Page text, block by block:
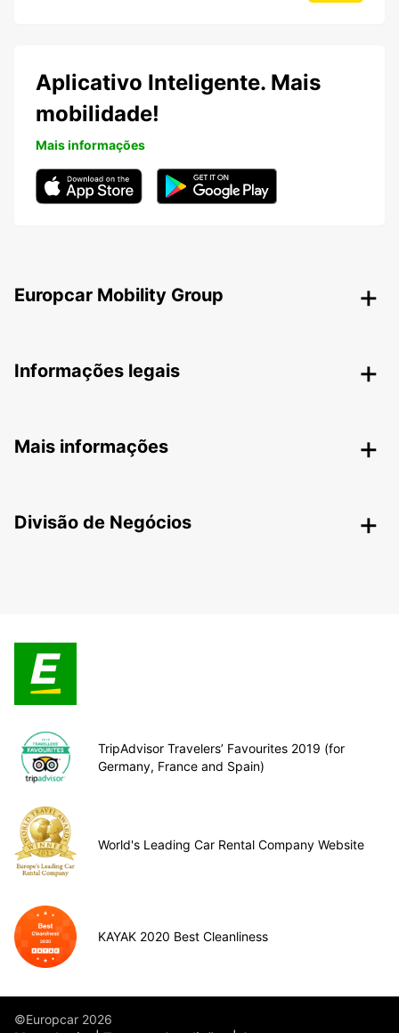
Aplicativo Inteligente. Mais
mobilidade!
Mais informações
Europcar Mobility Group
Informações legais
Mais informações
Divisão de Negócios
TripAdvisor Travelers’ Favourites 2019 (for
Germany, France and Spain)
World's Leading Car Rental Company Website
KAYAK 2020 Best Cleanliness
©Europcar 2026